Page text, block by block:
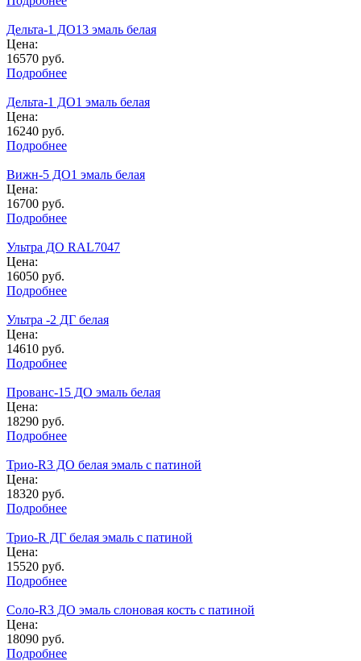
Дельта-1 ДО13 эмаль белая
Цена:
16570 руб.
Подробнее
Дельта-1 ДО1 эмаль белая
Цена:
16240 руб.
Подробнее
Вижн-5 ДО1 эмаль белая
Цена:
16700 руб.
Подробнее
Ультра ДО RAL7047
Цена:
16050 руб.
Подробнее
Ультра -2 ДГ белая
Цена:
14610 руб.
Подробнее
Прованс-15 ДО эмаль белая
Цена:
18290 руб.
Подробнее
Трио-R3 ДО белая эмаль с патиной
Цена:
18320 руб.
Подробнее
Трио-R ДГ белая эмаль с патиной
Цена:
15520 руб.
Подробнее
Соло-R3 ДО эмаль слоновая кость с патиной
Цена:
18090 руб.
Подробнее